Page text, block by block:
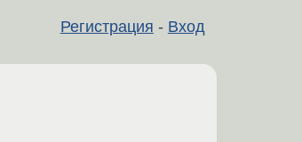
Регистрация - Вход